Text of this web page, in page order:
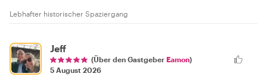
Lebhafter historischer Spaziergang
Jeff
(Über den Gastgeber Eamon)
5 August 2026